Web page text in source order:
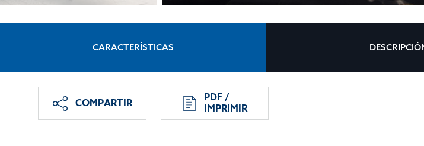
CARACTERÍSTICAS
COMPARTIR PDF /
IMPRIMIR